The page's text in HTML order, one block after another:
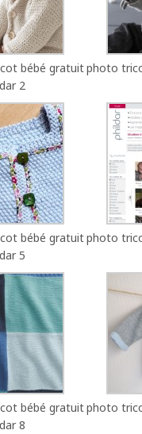
bébé gratuit
2
photo
bébé gratuit
5
photo
bébé gratuit
8
photo